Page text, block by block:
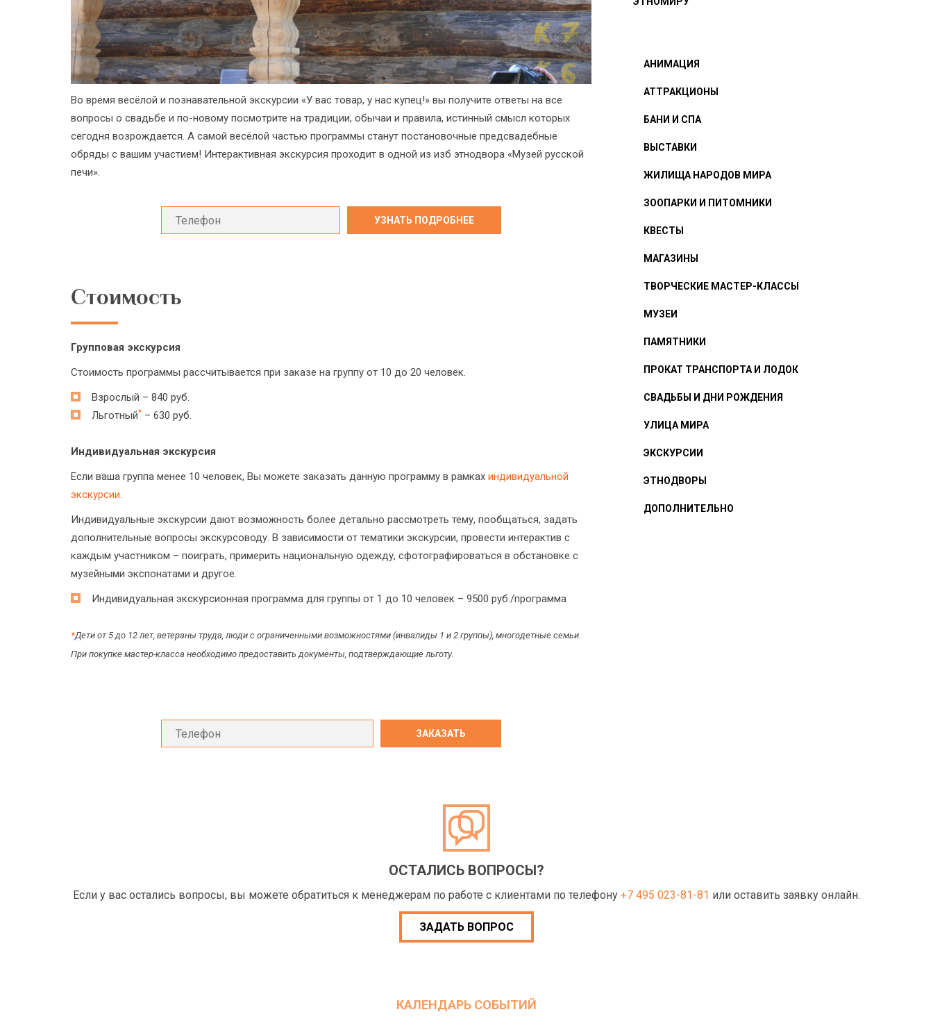
Во время весёлой и познавательной экскурсии «У вас товар, у нас купец!» вы получите ответы на все
вопросы о свадьбе и по-новому посмотрите на традиции, обычаи и правила, истинный смысл которых
сегодня возрождается. А самой весёлой частью программы станут постановочные предсвадебные
обряды с вашим участием! Интерактивная экскурсия проходит в одной из изб этнодвора «Музей русской
печи».
Стоимость
Групповая экскурсия
Стоимость программы рассчитывается при заказе на группу от 10 до 20 человек.
Взрослый – 840 руб.
Льготный* – 630 руб.
Индивидуальная экскурсия
Если ваша группа менее 10 человек, Вы можете заказать данную программу в рамках индивидуальной
экскурсии.
Индивидуальные экскурсии дают возможность более детально рассмотреть тему, пообщаться, задать
дополнительные вопросы экскурсоводу. В зависимости от тематики экскурсии, провести интерактив с
каждым участником – поиграть, примерить национальную одежду, сфотографироваться в обстановке с
музейными экспонатами и другое.
Индивидуальная экскурсионная программа для группы от 1 до 10 человек – 9500 руб./программа
*Дети от 5 до 12 лет, ветераны труда, люди с ограниченными возможностями (инвалиды 1 и 2 группы), многодетные семьи.
При покупке мастер-класса необходимо предоставить документы, подтверждающие льготу.
АНИМАЦИЯ
АТТРАКЦИОНЫ
БАНИ И СПА
ВЫСТАВКИ
ЖИЛИЩА НАРОДОВ МИРА
ЗООПАРКИ И ПИТОМНИКИ
КВЕСТЫ
МАГАЗИНЫ
ТВОРЧЕСКИЕ МАСТЕР-КЛАССЫ
МУЗЕИ
ПАМЯТНИКИ
ПРОКАТ ТРАНСПОРТА И ЛОДОК
СВАДЬБЫ И ДНИ РОЖДЕНИЯ
УЛИЦА МИРА
ЭКСКУРСИИ
ЭТНОДВОРЫ
ДОПОЛНИТЕЛЬНО
ОСТАЛИСЬ ВОПРОСЫ?
Если у вас остались вопросы, вы можете обратиться к менеджерам по работе с клиентами по телефону +7 495 023-81-81 или оставить заявку онлайн.
ЗАДАТЬ ВОПРОС
КАЛЕНДАРЬ СОБЫТИЙ